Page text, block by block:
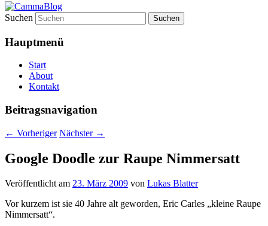
Suchen
Hauptmenü
Start
About
Kontakt
Beitragsnavigation
← Vorheriger Nächster →
Google Doodle zur Raupe Nimmersatt
Veröffentlicht am 23. März 2009 von Lukas Blatter
Vor kurzem ist sie 40 Jahre alt geworden, Eric Carles „kleine Raupe
Nimmersatt“.